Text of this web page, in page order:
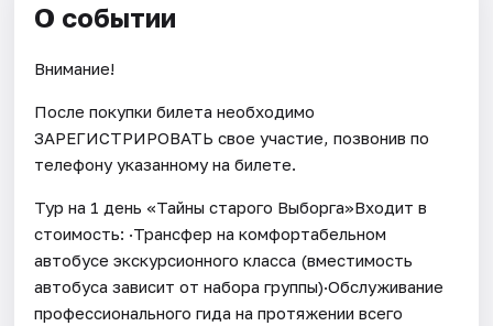
О событии
Внимание!
После покупки билета необходимо
ЗАРЕГИСТРИРОВАТЬ свое участие, позвонив по
телефону указанному на билете.
Тур на 1 день «Тайны старого Выборга»Входит в
стоимость: ·Трансфер на комфортабельном
автобусе экскурсионного класса (вместимость
автобуса зависит от набора группы)·Обслуживание
профессионального гида на протяжении всего